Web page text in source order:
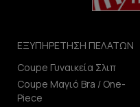
ΕΞΥΠΗΡΕΤΗΣΗ ΠΕΛΑΤΩΝ
Coupe Γυναικεία Σλιπ
Coupe Μαγιό Bra / One-
Piece